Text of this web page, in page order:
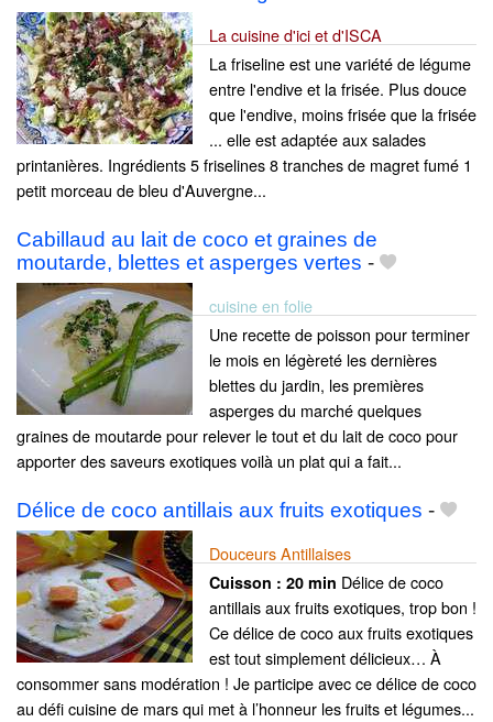
La cuisine d'ici et d'ISCA
La friseline est une variété de légume
entre l'endive et la frisée. Plus douce
que l'endive, moins frisée que la frisée
... elle est adaptée aux salades
printanières. Ingrédients 5 friselines 8 tranches de magret fumé 1
petit morceau de bleu d'Auvergne...
Cabillaud au lait de coco et graines de
moutarde, blettes et asperges vertes -
cuisine en folie
Une recette de poisson pour terminer
le mois en légèreté les dernières
blettes du jardin, les premières
asperges du marché quelques
graines de moutarde pour relever le tout et du lait de coco pour
apporter des saveurs exotiques voilà un plat qui a fait...
Délice de coco antillais aux fruits exotiques -
Douceurs Antillaises
Cuisson : 20 min Délice de coco
antillais aux fruits exotiques, trop bon !
Ce délice de coco aux fruits exotiques
est tout simplement délicieux… À
consommer sans modération ! Je participe avec ce délice de coco
au défi cuisine de mars qui met à l’honneur les fruits et légumes...